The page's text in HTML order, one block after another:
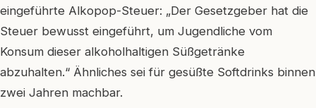
eingeführte Alkopop-Steuer: „Der Gesetzgeber hat die
Steuer bewusst eingeführt, um Jugendliche vom
Konsum dieser alkoholhaltigen Süßgetränke
abzuhalten.“ Ähnliches sei für gesüßte Softdrinks binnen
zwei Jahren machbar.